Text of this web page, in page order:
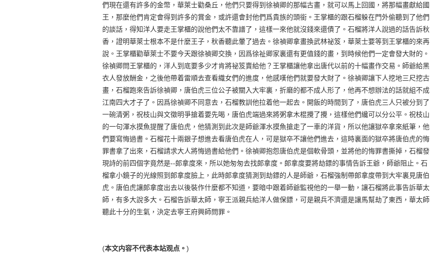
們現在還有許多的金幣，華萊士勸桑丘，他們只要得到徐禎卿的那幅古畫，就可以馬上回國，將那幅畫獻給國
王，那麼他們肯定會得到許多的賞金，或許還會封他們爲貴族的頭銜。王掌櫃的跟石榴躲在門外偷聽到了他們
的談話，得知洋人要走王掌櫃的說他們太不靠譜了，這樣一來他就沒錢來還債了。石榴將洋人說過的話告訴秋
香，證明華萊士根本不是什麼王子，秋香聽此暈了過去。徐禎卿拿畫換武林祕笈，華萊士要等到王掌櫃的來再
說。王掌櫃勸華萊士不要今天跟徐禎卿交換，因爲徐祉卿家裏還有更值錢的畫，到時候他們一定會發大財的。
徐禎卿問王掌櫃的，洋人到底要多少才肯將祕笈賣給他？王掌櫃讓他拿出唐代以前的十幅畫作交易。師爺給黑
衣人發放酬金，之後他帶着雷順去查看織女們的進度，他感嘆他們就要發大財了。徐禎卿讓下人挖地三尺挖古
畫，石榴跑來告訴徐禎卿，唐伯虎三位公子被關入大牢裏，折磨的都不成人形了，他再不想辦法的話就組不成
江南四大才子了。因爲徐禎卿不同意去，石榴教訓他拉着他一起去。開飯的時間到了，唐伯虎三人只被分到了
一碗清粥，祝枝山與文徵明爭搶着要先喝，唐伯虎端過來將粥拿木棍攪了攪，這樣他們纔可以分公平。祝枝山
的一句渾水摸魚提醒了唐伯虎，他猜測到此次是師爺渾水摸魚搶走了一車的洋貨，所以他讓獄卒拿來紙筆，他
們要寫悔過書。石榴花十兩銀子想進去看唐伯虎在人，可是獄卒不讓他們進去，這時裏面的獄卒將唐伯虎的悔
罪書拿了出來，石榴請求大人將悔過書給他們。徐禎卿抱怨唐伯虎是個軟骨頭，並將他的悔罪書撕掉，石榴發
現詩的前四個字竟然是--郞拿度來，所以她匆匆去找郞拿度。郞拿度要將劫鏢的事情告訴王爺，師爺阻止。石
榴拿小鏡子的光線照到郞拿度臉上，此時郞拿度猜測到劫鏢的人是師爺，石榴強制帶郞拿度帶到大牢裏見唐伯
虎。唐伯虎讓郞拿度出去以後裝作什麼都不知道，要暗中跟着師爺監視他的一舉一動，讓石榴將此事告訴華太
師，有多大說多大。石榴告訴華太師，寧王派親兵給洋人做保鏢，可是親兵不濟還是讓馬幫劫了東西，華太師
聽此十分的生氣，決定去寧王府興師問罪。
(本文内容不代表本站观点。 )